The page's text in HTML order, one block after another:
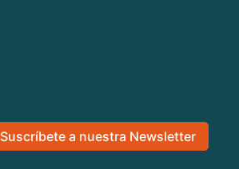
Suscríbete a nuestra Newsletter